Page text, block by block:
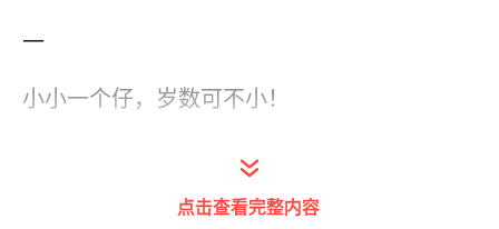
一
小小一个仔，岁数可不小！
在高明这片富饶的土地上，角仔不仅仅是一道
美食，更是承载了深厚的民俗文化和人民对美
点击查看完整内容